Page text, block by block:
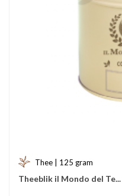
Thee | 125 gram
Theeblik il Mondo del Te...